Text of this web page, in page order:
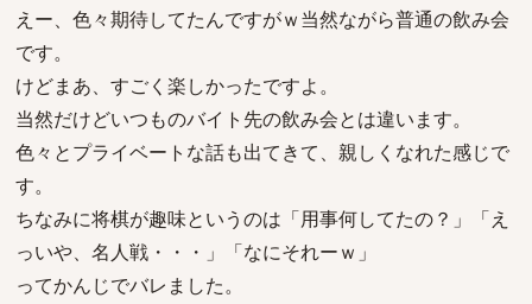
えー、色々期待してたんですがｗ当然ながら普通の飲み会
です。
けどまあ、すごく楽しかったですよ。
当然だけどいつものバイト先の飲み会とは違います。
色々とプライベートな話も出てきて、親しくなれた感じで
す。
ちなみに将棋が趣味というのは「用事何してたの？」「え
っいや、名人戦・・・」「なにそれーｗ」
ってかんじでバレました。